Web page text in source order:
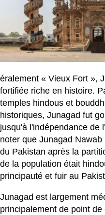
éralement « Vieux Fort »,
fortifiée riche en histoire.
temples hindous et
historiques, Junagad fut
jusqu'à l'indépendance de
noter que Junagad
du Pakistan après la
de la population était
principauté et fuir au
Junagad est largement
principalement de point